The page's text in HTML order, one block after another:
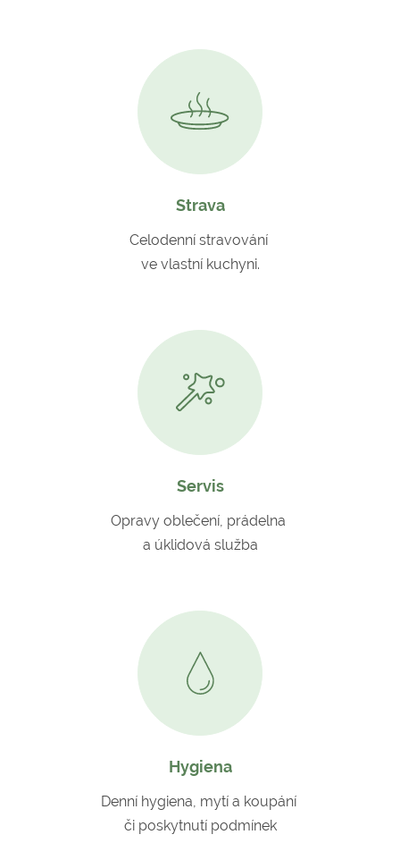
Strava
Celodenní stravování
ve vlastní kuchyni.
Servis
Opravy oblečení, prádelna
a úklidová služba
Hygiena
Denní hygiena, mytí a koupání
či poskytnutí podmínek